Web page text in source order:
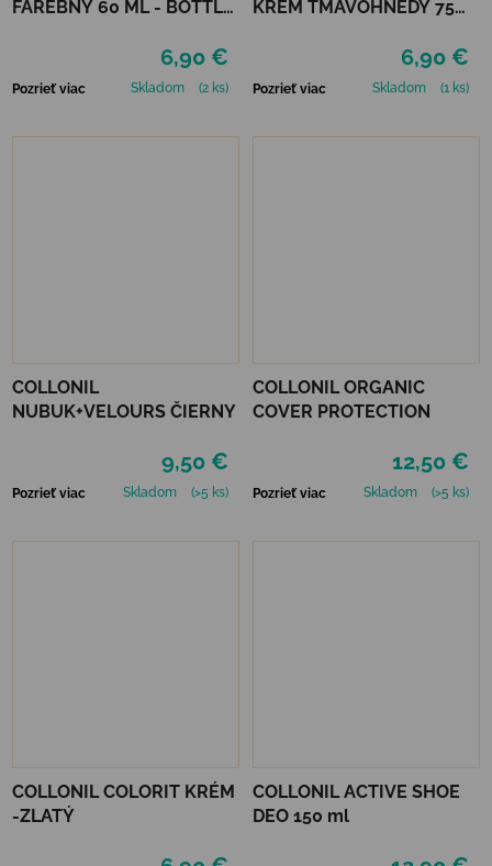
FAREBNÝ 60 ML - BOTTLE
6,90 €
Pozrieť viac Skladom (2 ks)
KRÉM TMAVOHNEDÝ 75
6,90 €
Pozrieť viac Skladom (1 ks)
COLLONIL
NUBUK+VELOURS ČIERNY
9,50 €
Pozrieť viac Skladom (>5 ks)
COLLONIL ORGANIC
COVER PROTECTION
12,50 €
Pozrieť viac Skladom (>5 ks)
COLLONIL COLORIT KRÉM
-ZLATÝ
COLLONIL ACTIVE SHOE
DEO 150 ml